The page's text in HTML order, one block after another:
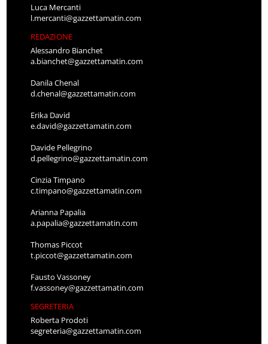
Luca Mercanti
l.mercanti@gazzettamatin.com
REDAZIONE
Alessandro Bianchet
a.bianchet@gazzettamatin.com
Danila Chenal
d.chenal@gazzettamatin.com
Erika David
e.david@gazzettamatin.com
Davide Pellegrino
d.pellegrino@gazzettamatin.com
Cinzia Timpano
c.timpano@gazzettamatin.com
Arianna Papalia
a.papalia@gazzettamatin.com
Thomas Piccot
t.piccot@gazzettamatin.com
Fausto Vassoney
f.vassoney@gazzettamatin.com
SEGRETERIA
Roberta Prodoti
segreteria@gazzettamatin.com